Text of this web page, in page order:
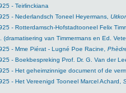
- Teirlinckiana
- Nederlandsch Toneel Heyermans,
- Rotterdamsch-Hofstadtooneel Felix
... (dramatisering van Timmermans en Ed.
- Mme Piérat - Lugné Poe Racine,
- Boekbespreking Prof. Dr. G. Van der
- Het geheimzinnige document of de
- Het Vereenigd Tooneel Marcel Achard,